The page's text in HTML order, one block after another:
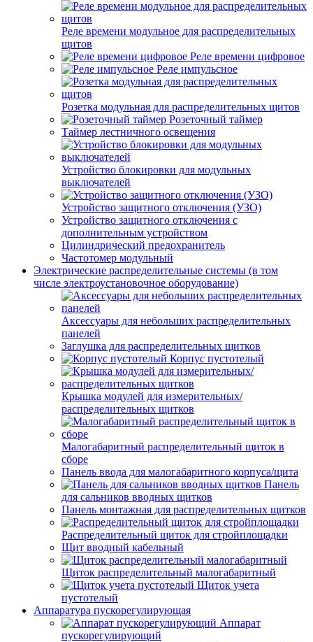
Реле времени модульное для распределительных
щитов
Реле времени цифровое
Реле импульсное
Розетка модульная для распределительных щитов
Розеточный таймер
Таймер лестничного освещения
Устройство блокировки для модульных
выключателей
Устройство защитного отключения (УЗО)
Устройство защитного отключения с
дополнительным устройством
Цилиндрический предохранитель
Частотомер модульный
Электрические распределительные системы (в том
числе электроустановочное оборудование)
Аксессуары для небольших распределительных
панелей
Заглушка для распределительных щитков
Корпус пустотелый
Крышка модулей для измерительных/
распределительных щитков
Малогабаритный распределительный щиток в
сборе
Панель ввода для малогабаритного корпуса/щита
Панель
для сальников вводных щитков
Панель монтажная для распределительных щитков
Распределительный щиток для стройплощадки
Щит вводный кабельный
Щиток распределительный малогабаритный
Щиток учета
пустотелый
Аппаратура пускорегулирующая
Аппарат
пускорегулирующий